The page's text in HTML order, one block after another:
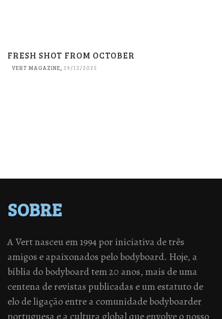
FRESH SHOT FROM OCTOBER
VERT MAGAZINE, 19/12/2025
SOBRE
A Vert nasceu em 1994 por iniciativa de três
amigos e apaixonados pelo bodyboard. Hoje, a
bíblia do bodyboard tem 20 anos, mais de uma
centena de revistas publicadas e um estatuto de
elo de ligação entre a comunidade bodyboarder